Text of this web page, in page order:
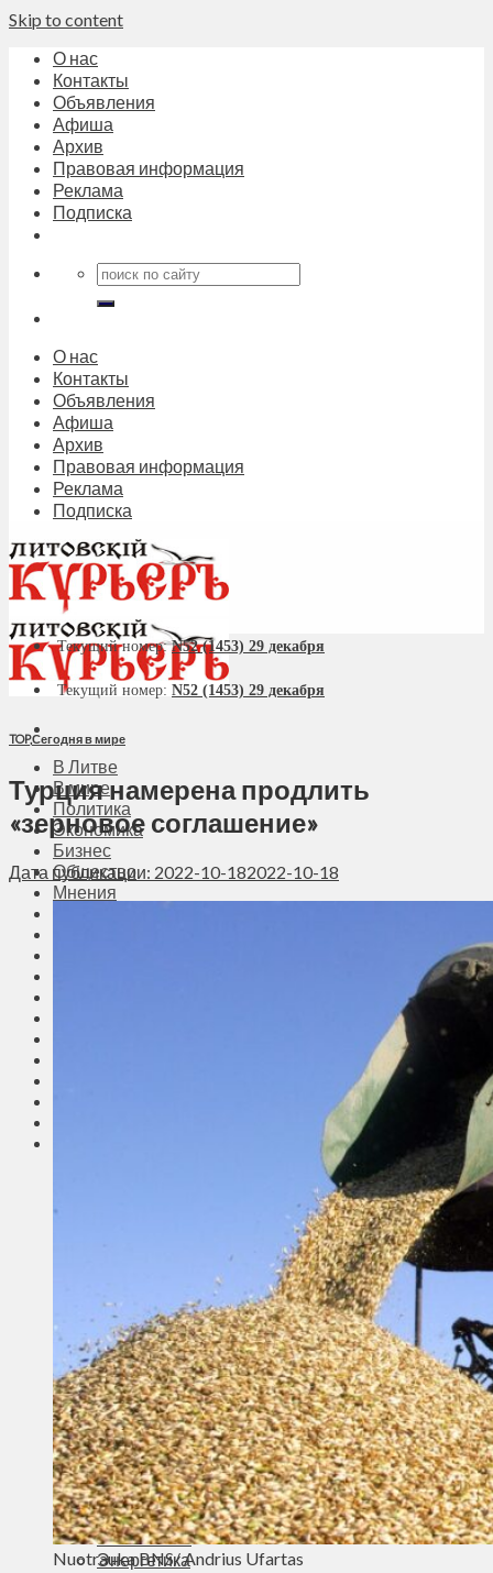
Skip to content
О нас
Контакты
Объявления
Афиша
Архив
Правовая информация
Реклама
Подписка
О нас
Контакты
Объявления
Афиша
Архив
Правовая информация
Реклама
Подписка
В Литве
В мире
Политика
Экономика
Бизнес
Общество
Мнения
Здравоохранение
Происшествия
Приграничье
Деньги
Визиты
Выборы
Агроновости
Едим дома
Ищу семью
Духовное пространство
Спорт
Технологии
Энергетика
Текущий номер:N52 (1453) 29 декабря
Текущий номер: N52 (1453) 29 декабря
TOP,Сегодня в мире
Турция намерена продлить
«зерновое соглашение»
Дата публикации: 2022-10-182022-10-18
Nuotrauka BNS/ Andrius Ufartas